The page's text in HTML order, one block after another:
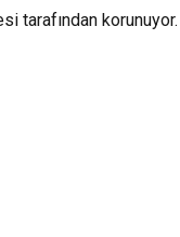
tarafından korunuyor.